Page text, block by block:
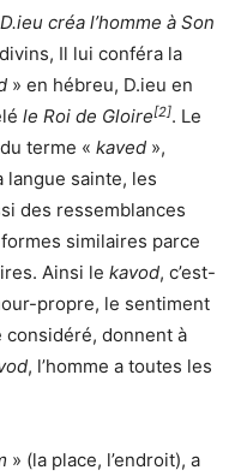
D.ieu créa l’homme à Son
Il lui conféra la
» en hébreu, D.ieu en
le Roi de Gloire[2]. Le
terme « kaved »,
langue sainte, les
des ressemblances
similaires parce
Ainsi le kavod, c’est-
propre, le sentiment
considéré, donnent à
, l’homme a toutes les
» (la place, l’endroit), a